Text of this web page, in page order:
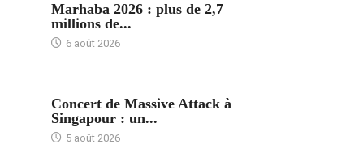
Marhaba 2026 : plus de 2,7
millions de...
6 août 2026
Concert de Massive Attack à
Singapour : un...
5 août 2026